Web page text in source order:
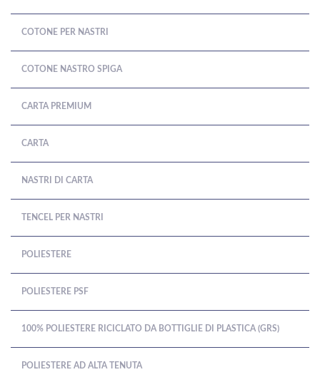
COTONE PER NASTRI
COTONE NASTRO SPIGA
CARTA PREMIUM
CARTA
NASTRI DI CARTA
TENCEL PER NASTRI
POLIESTERE
POLIESTERE PSF
100% POLIESTERE RICICLATO DA BOTTIGLIE DI PLASTICA (GRS)
POLIESTERE AD ALTA TENUTA